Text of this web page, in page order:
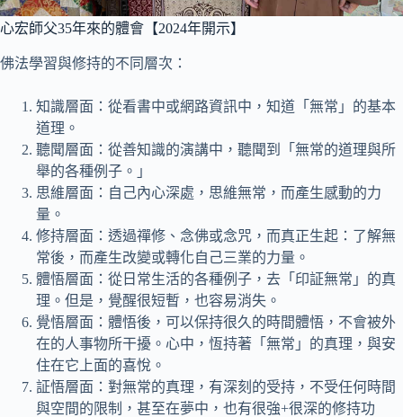
心宏師父35年來的體會【2024年開示】
佛法學習與修持的不同層次：
知識層面：從看書中或網路資訊中，知道「無常」的基本
道理。
聽聞層面：從善知識的演講中，聽聞到「無常的道理與所
舉的各種例子。」
思維層面：自己內心深處，思維無常，而產生感動的力
量。
修持層面：透過禪修、念佛或念咒，而真正生起：了解無
常後，而產生改變或轉化自己三業的力量。
體悟層面：從日常生活的各種例子，去「印証無常」的真
理。但是，覺醒很短暫，也容易消失。
覺悟層面：體悟後，可以保持很久的時間體悟，不會被外
在的人事物所干擾。心中，恆持著「無常」的真理，與安
住在它上面的喜悅。
証悟層面：對無常的真理，有深刻的受持，不受任何時間
與空間的限制，甚至在夢中，也有很強+很深的修持功